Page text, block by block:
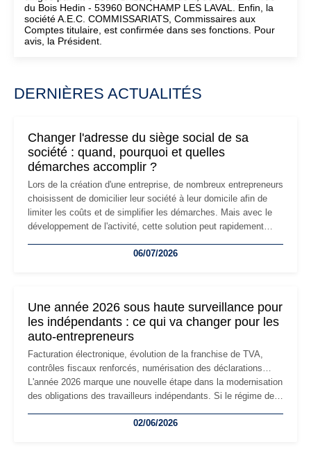
du Bois Hedin - 53960 BONCHAMP LES LAVAL. Enfin, la
société A.E.C. COMMISSARIATS, Commissaires aux
Comptes titulaire, est confirmée dans ses fonctions. Pour
avis, la Président.
DERNIÈRES ACTUALITÉS
Changer l'adresse du siège social de sa
société : quand, pourquoi et quelles
démarches accomplir ?
Lors de la création d'une entreprise, de nombreux entrepreneurs
choisissent de domicilier leur société à leur domicile afin de
limiter les coûts et de simplifier les démarches. Mais avec le
développement de l'activité, cette solution peut rapidement
professionnels, recrutement, image de marque… Le
06/07/2026
Une année 2026 sous haute surveillance pour
les indépendants : ce qui va changer pour les
auto-entrepreneurs
Facturation électronique, évolution de la franchise de TVA,
contrôles fiscaux renforcés, numérisation des déclarations…
L'année 2026 marque une nouvelle étape dans la modernisation
des obligations des travailleurs indépendants. Si le régime de
les auto-entrepreneurs devront s'adapter à un environnement
02/06/2026